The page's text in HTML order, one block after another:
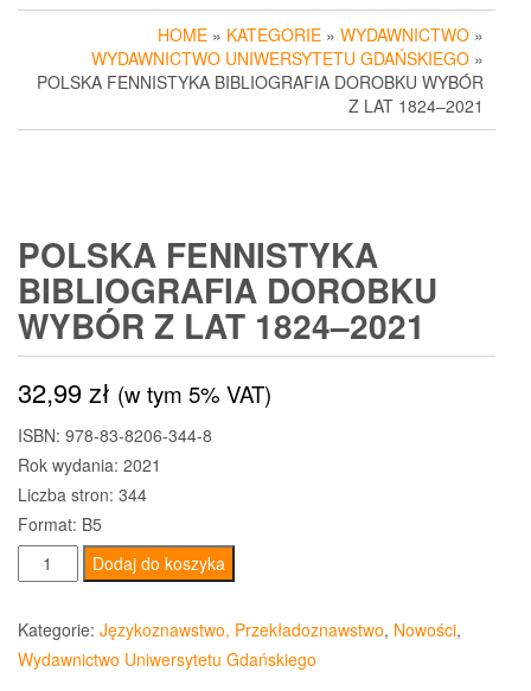
HOME » KATEGORIE » WYDAWNICTWO »
WYDAWNICTWO UNIWERSYTETU GDAŃSKIEGO »
POLSKA FENNISTYKA BIBLIOGRAFIA DOROBKU WYBÓR
Z LAT 1824–2021
POLSKA FENNISTYKA
BIBLIOGRAFIA DOROBKU
WYBÓR Z LAT 1824–2021
32,99zł (w tym 5% VAT)
ISBN: 978-83-8206-344-8
Rok wydania: 2021
Liczba stron: 344
Format: B5
ilość
Polska
fennistyka
Bibliografia
dorobku
Dodaj do koszyka
Kategorie: Językoznawstwo, Przekładoznawstwo, Nowości,
Wydawnictwo Uniwersytetu Gdańskiego